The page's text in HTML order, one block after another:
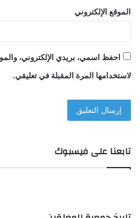
الموقع الإلكتروني
احفظ اسمي، بريدي الإلكتروني،
لاستخدامها المرة المقبلة في تعليقي.
تابعنا على فيسبوك